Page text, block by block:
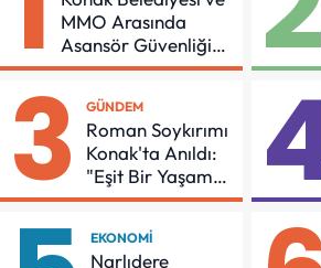
MMO Arasında
Asansör Güvenliği
İçin Önemli Protokol
3 GÜNDEM
Roman Soykırımı
Konak'ta Anıldı:
"Eşit Bir Yaşam
İçin Mücadeleyi
EKONOMI
Narlıdere